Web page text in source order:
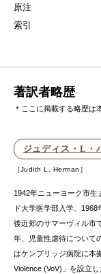
原注
索引
著訳者略歴
＊ここに掲載する略歴は
ジュディス・L・
Judith L. Herman
1942年ニューヨーク市
ド大学医学部入学、
後近郊のサマーヴィル市
年、児童性虐待について
はケンブリッジ病院に本
Violence (VoV)」を設立